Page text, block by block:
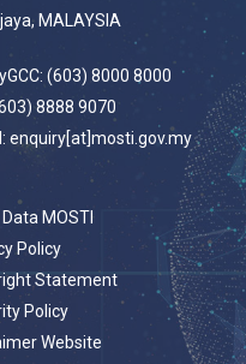
MALAYSIA
(603) 8000 8000
8888 9070
enquiry[at]mosti.gov.my
MOSTI
Policy
Statement
Policy
Website